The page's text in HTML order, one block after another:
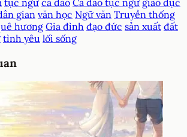
ca dao tục ngữ Việt Nam ý nghĩa và